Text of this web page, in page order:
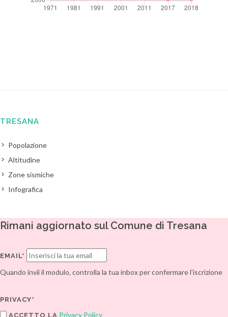
TRESANA
Popolazione
Altitudine
Zone sismiche
Infografica
Rimani aggiornato sul Comune di Tresana
EMAIL*
Quando invii il modulo, controlla la tua inbox per confermare l'iscrizione
PRIVACY*
ACCETTO LA Privacy Policy